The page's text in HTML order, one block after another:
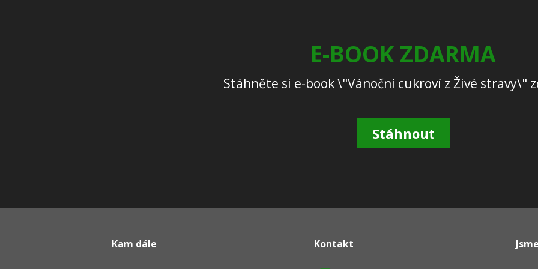
E-BOOK ZDARMA
Stáhněte si e-book \"Vánoční cukroví z Živé stravy\"
Stáhnout
Kam dále Kontakt